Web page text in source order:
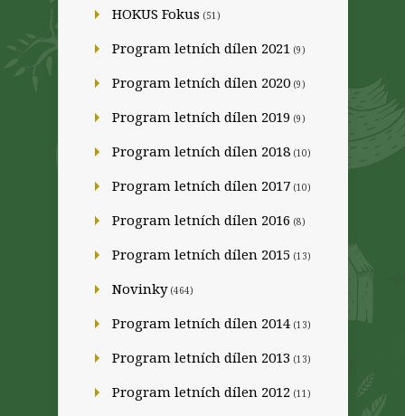
HOKUS Fokus (51)
Program letních dílen 2021 (9)
Program letních dílen 2020 (9)
Program letních dílen 2019 (9)
Program letních dílen 2018 (10)
Program letních dílen 2017 (10)
Program letních dílen 2016 (8)
Program letních dílen 2015 (13)
Novinky(464)
Program letních dílen 2014 (13)
Program letních dílen 2013 (13)
Program letních dílen 2012 (11)